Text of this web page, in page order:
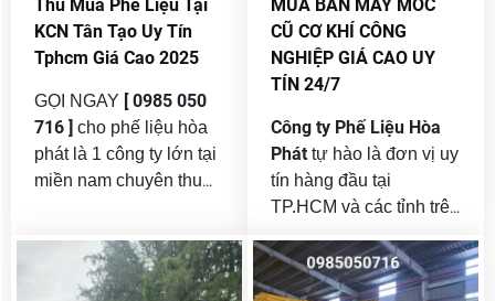
sinh nhiều loạiphế liệu
công nghiệpnhư sắt
thép, nhôm, inox, đồng,
giấy, nhựa… Đây là
nguồn tài nguyên tái
chế quan trọng, vừa
giúp doanh nghiệp tối
trường.
ngày, lượng phế liệu từ
sản xuất, xây dựng,
doanh nghiệp và hộ gia
đình thải ra là rất lớn.
Thu Mua Phế Liệu Tại
KCN Tân Tạo Uy Tín
Tphcm Giá Cao 2025
GỌI NGAY [ 0985 050
716 ] cho phế liệu hòa
phát là 1 công ty lớn tại
miền nam chuyên thu
uy tín . Khu công nghiệp
(KCN) Tân Tạo, quận
MUA BÁN MÁY MÓC
CŨ CƠ KHÍ CÔNG
NGHIỆP GIÁ CAO UY
TÍN 24/7
Công ty Phế Liệu Hòa
Phát tự hào là đơn vị uy
tín hàng đầu tại
TP.HCM và các tỉnh trên
mua và bán máy móc
cũ giá caovàphân phối